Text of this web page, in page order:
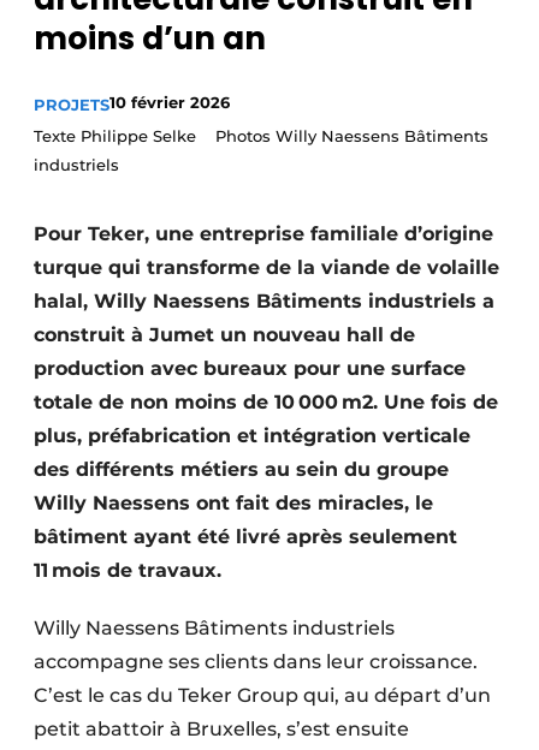
Termes et conditions
Contrôle d’accès
Éclairage
Fondations
Façades
Géotextiles
Infrastructures souterraines et égouttage
Protection solaire
Rénovation
Sécurité incendie
Software
moins d’un an
PROJETS10 février 2026
Texte Philippe Selke Photos Willy Naessens Bâtiments
industriels
Pour Teker, une entreprise familiale d’origine
turque qui transforme de la viande de volaille
halal, Willy Naessens Bâtiments industriels a
construit à Jumet un nouveau hall de
production avec bureaux pour une surface
totale de non moins de 10 000 m2. Une fois de
plus, préfabrication et intégration verticale
des différents métiers au sein du groupe
Willy Naessens ont fait des miracles, le
bâtiment ayant été livré après seulement
11 mois de travaux.
Willy Naessens Bâtiments industriels
accompagne ses clients dans leur croissance.
C’est le cas du Teker Group qui, au départ d’un
petit abattoir à Bruxelles, s’est ensuite